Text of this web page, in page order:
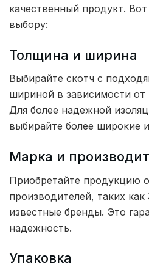
качественный продукт.
выбору:
Толщина и ширина
Выбирайте скотч с
шириной в зависимости от
Для более надежной
выбирайте более широкие
Марка и
Приобретайте продукцию
производителей, таких
известные бренды. Это
надежность.
Упаковка